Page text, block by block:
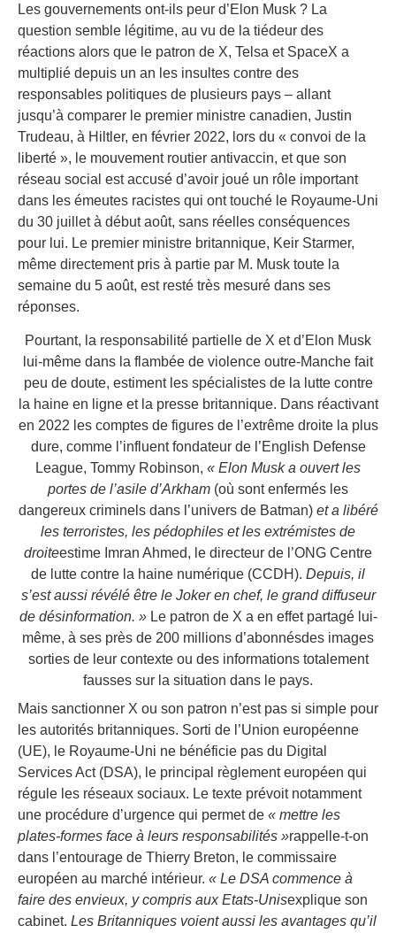
Les gouvernements ont-ils peur d’Elon Musk ? La
question semble légitime, au vu de la tiédeur des
réactions alors que le patron de X, Telsa et SpaceX a
multiplié depuis un an les insultes contre des
responsables politiques de plusieurs pays – allant
jusqu’à comparer le premier ministre canadien, Justin
Trudeau, à Hiltler, en février 2022, lors du « convoi de la
liberté », le mouvement routier antivaccin, et que son
réseau social est accusé d’avoir joué un rôle important
dans les émeutes racistes qui ont touché le Royaume-Uni
du 30 juillet à début août, sans réelles conséquences
pour lui. Le premier ministre britannique, Keir Starmer,
même directement pris à partie par M. Musk toute la
semaine du 5 août, est resté très mesuré dans ses
réponses.
Pourtant, la responsabilité partielle de X et d’Elon Musk
lui-même dans la flambée de violence outre-Manche fait
peu de doute, estiment les spécialistes de la lutte contre
la haine en ligne et la presse britannique. Dans réactivant
en 2022 les comptes de figures de l’extrême droite la plus
dure, comme l’influent fondateur de l’English Defense
League, Tommy Robinson, « Elon Musk a ouvert les
portes de l’asile d’Arkham (où sont enfermés les
dangereux criminels dans l’univers de Batman)et a libéré
les terroristes, les pédophiles et les extrémistes de
droiteestime Imran Ahmed, le directeur de l’ONG Centre
de lutte contre la haine numérique (CCDH). Depuis, il
s’est aussi révélé être le Joker en chef, le grand diffuseur
de désinformation. » Le patron de X a en effet partagé lui-
même, à ses près de 200 millions d’abonnésdes images
sorties de leur contexte ou des informations totalement
fausses sur la situation dans le pays.
Mais sanctionner X ou son patron n’est pas si simple pour
les autorités britanniques. Sorti de l’Union européenne
(UE), le Royaume-Uni ne bénéficie pas du Digital
Services Act (DSA), le principal règlement européen qui
régule les réseaux sociaux. Le texte prévoit notamment
une procédure d’urgence qui permet de « mettre les
plates-formes face à leurs responsabilités »rappelle-t-on
dans l’entourage de Thierry Breton, le commissaire
européen au marché intérieur. « Le DSA commence à
faire des envieux, y compris aux Etats-Unisexplique son
cabinet. Les Britanniques voient aussi les avantages qu’il